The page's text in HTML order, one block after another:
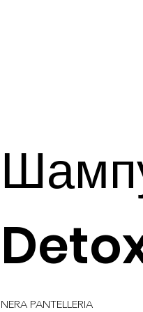
NERA PANTELLERIA